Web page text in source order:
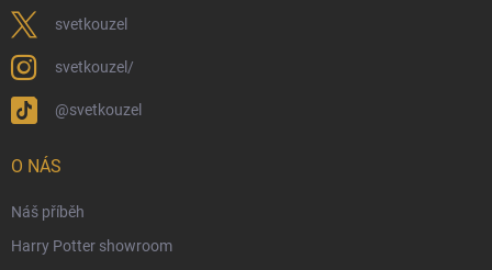
Velkoobchod
Ekologické balení objednávek
Podmínky ochrany osobních údajů
Ochranné známky a autorská práva
svetkouzel
svetkouzel/
@svetkouzel
O NÁS
Náš příběh
Harry Potter showroom